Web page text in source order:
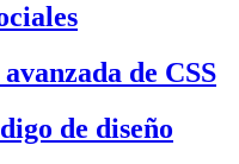
de CSS
de diseño